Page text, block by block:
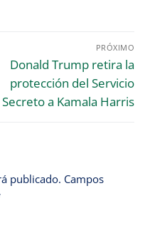
PRÓXIMO
Donald Trump retira la
protección del Servicio
Secreto a Kamala Harris
publicado. Campos